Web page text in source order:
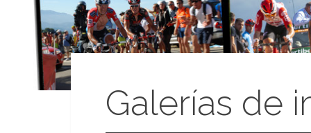
Galerías de